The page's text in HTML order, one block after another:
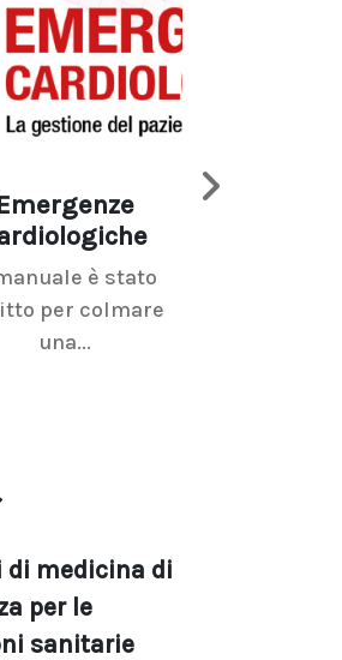
è stato
per colmare
una...
medicina di
per le
sanitarie